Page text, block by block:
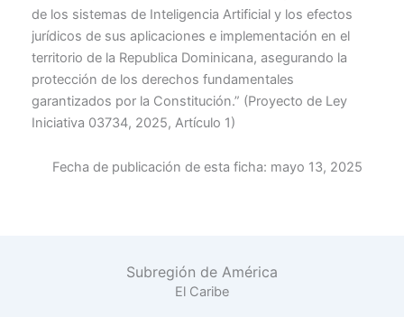
de los sistemas de Inteligencia Artificial y los efectos
jurídicos de sus aplicaciones e implementación en el
territorio de la Republica Dominicana, asegurando la
protección de los derechos fundamentales
garantizados por la Constitución.” (Proyecto de Ley
Iniciativa 03734, 2025, Artículo 1)
Fecha de publicación de esta ficha: mayo 13, 2025
Subregión de América
El Caribe